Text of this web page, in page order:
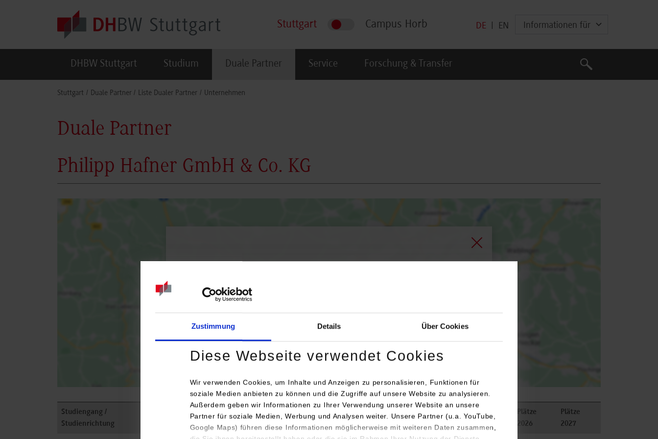
Zustimmung Details Über Cookies
Diese Webseite verwendet Cookies
Wir verwenden Cookies, um Inhalte und Anzeigen zu personalisieren, Funktionen für
soziale Medien anbieten zu können und die Zugriffe auf unsere Website zu analysieren.
Außerdem geben wir Informationen zu Ihrer Verwendung unserer Website an unsere
Partner für soziale Medien, Werbung und Analysen weiter. Unsere Partner (u.a. YouTube,
Google Maps) führen diese Informationen möglicherweise mit weiteren Daten zusammen,
Stuttgart Campus Horb DE EN Informationen für
DHBW Stuttgart Studium Duale Partner Service Forschung & Transfer
Suche
Suche
Stuttgart Duale Partner Liste Dualer Partner Unternehmen
Duale Partner
Philipp Hafner GmbH & Co. KG
Dauerhaft aktivieren Einmalig aktivieren
Studiengang /
Studienrichtung
Anschrift / Ansprechperson Bemerkungen
Plätze
2026
Plätze
2027